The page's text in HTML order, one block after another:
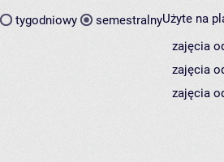
tygodniowy semestralnyUżyte na
zajęcia
zajęcia
zajęcia